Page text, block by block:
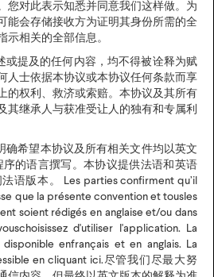
您对此表示知悉并同意我们这样做。为
能会存储接收方为证明其身份所需的全
示相关的全部信息。
及的任何内容，均不得被诠释为赋
人士依据本协议或本协议任何条款而享
的权利、救济或索赔。本协议及其所有
其继承人与获准受让人的独有和专属利
望本协议及所有相关文件均以英文
的语言撰写。本协议提供法语和英语
语版本。 Les parties confirment qu’il
que la présente convention et tousles
soient rédigés en anglaise et/ou dans
d'utiliser l'application. La
enfrançais et en anglais. La
en cliquant ici.尽管我们尽最大努